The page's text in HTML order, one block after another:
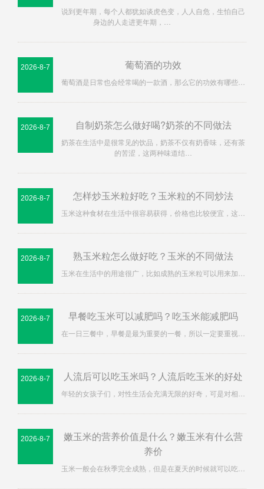
说到更年期，每个人都犹如谈虎色变，人人自危，生怕自己
身边的人走进更年期，…
2026-8-7 葡萄酒的功效
葡萄酒是日常也会经常喝的一款酒，那么它的功效有哪些…
2026-8-7 自制奶茶怎么做好喝?奶茶的不同做法
奶茶在生活中是很常见的饮品，奶茶不仅有奶香味，还有茶
的苦涩，这两种味道结…
2026-8-7 怎样炒玉米粒好吃？玉米粒的不同炒法
玉米这种食材在生活中很容易获得，价格也比较便宜，这…
2026-8-7 熟玉米粒怎么做好吃？玉米的不同做法
玉米在生活中的用途很广，比如成熟的玉米粒可以用来加…
2026-8-7 早餐吃玉米可以减肥吗？吃玉米能减肥吗
在一日三餐中，早餐是最为重要的一餐，所以一定要重视…
2026-8-7 人流后可以吃玉米吗？人流后吃玉米的好处
年轻的女孩子们，对性生活会充满无限的好奇，可是对相…
2026-8-7
嫩玉米的营养价值是什么？嫩玉米有什么营
养价
玉米一般会在秋季完全成熟，但是在夏天的时候就可以吃…